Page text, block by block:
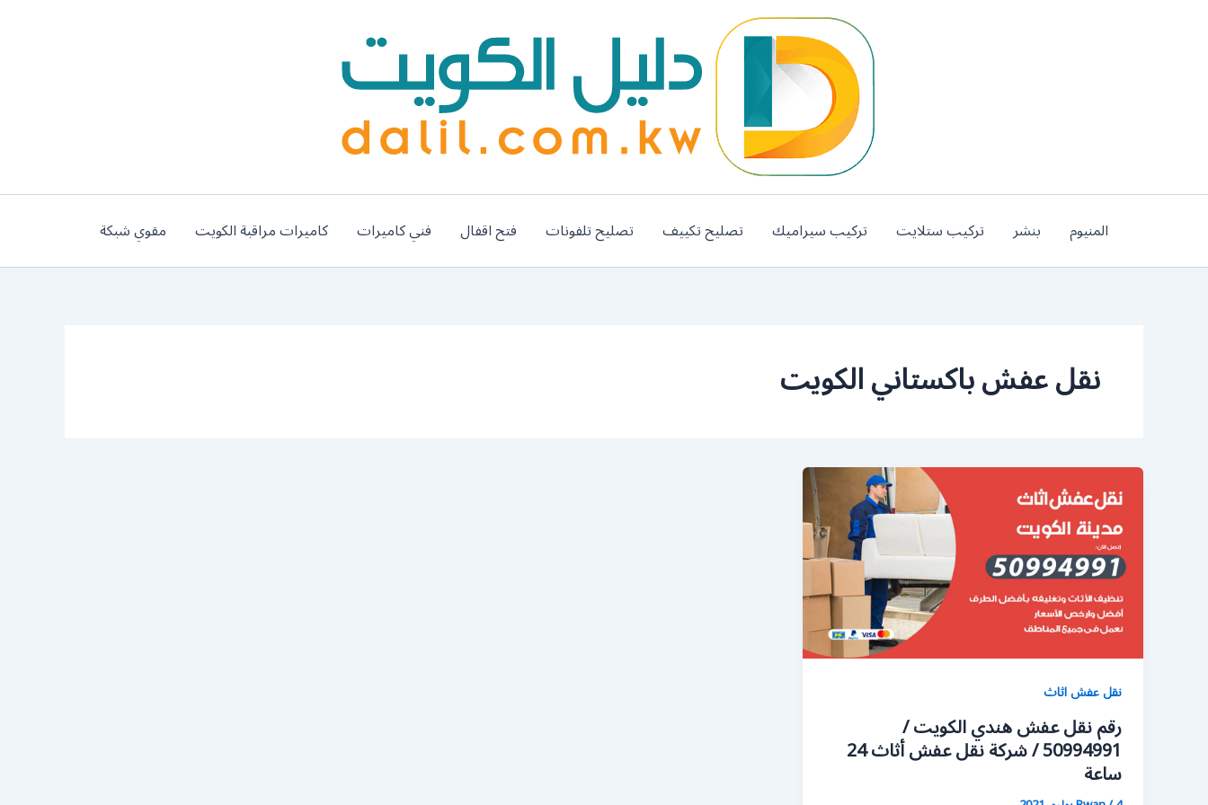
المنيوم بنشر تركيب ستلايت تركيب سيراميك تصليح تكييف تصليح تلفونات فتح اقفال فني كاميرات كاميرات مراقبة الكويت مقوي شبكة
نقل عفش باكستاني الكويت
نقل عفش اثاث
رقم نقل عفش هندي الكويت /
50994991 / شركة نقل عفش أثاث 24
ساعة